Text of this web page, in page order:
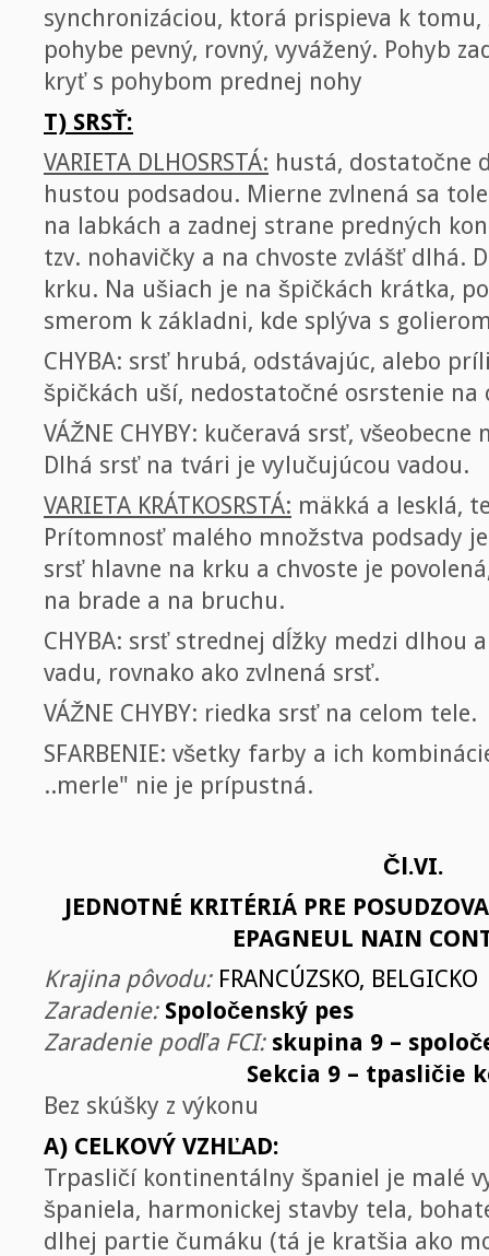
synchronizáciou, ktorá prispieva k
pohybe pevný, rovný, vyvážený. Pohyb
kryť s pohybom prednej nohy
T) SRSŤ:
VARIETA DLHOSRSTÁ: hustá, dostatočne
hustou podsadou. Mierne zvlnená sa
na labkách a zadnej strane predných
tzv. nohavičky a na chvoste zvlášť dlhá.
krku. Na ušiach je na špičkách krátka,
smerom k základni, kde splýva s
CHYBA: srsť hrubá, odstávajúc, alebo
špičkách uší, nedostatočné osrstenie na
VÁŽNE CHYBY: kučeravá srsť,
Dlhá srsť na tvári je vylučujúcou vadou.
VARIETA KRÁTKOSRSTÁ: mäkká a lesklá,
Prítomnosť malého množstva podsady
srsť hlavne na krku a chvoste je
na brade a na bruchu.
CHYBA: srsť strednej dĺžky medzi dlhou
vadu, rovnako ako zvlnená srsť.
VÁŽNE CHYBY: riedka srsť na celom tele.
SFARBENIE: všetky farby a ich
..merle" nie je prípustná.
Čl.VI.
JEDNOTNÉ KRITÉRIÁ PRE
EPAGNEUL NAIN
Krajina pôvodu: FRANCÚZSKO, BELGICKO
Zaradenie: Spoločenský pes
Zaradenie podľa FCI: skupina 9 –
Sekcia 9 – tpasličie
Bez skúšky z výkonu
A) CELKOVÝ VZHĽAD:
Trpasličí kontinentálny španiel je malé
španiela, harmonickej stavby tela,
dlhej partie čumáku (tá je kratšia ako